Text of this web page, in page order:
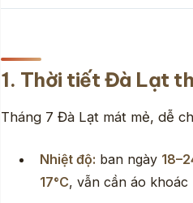
1. Thời tiết Đà Lạt
Tháng 7 Đà Lạt mát mẻ, dễ
Nhiệt độ: ban ngày
17°C, vẫn cần áo khoác